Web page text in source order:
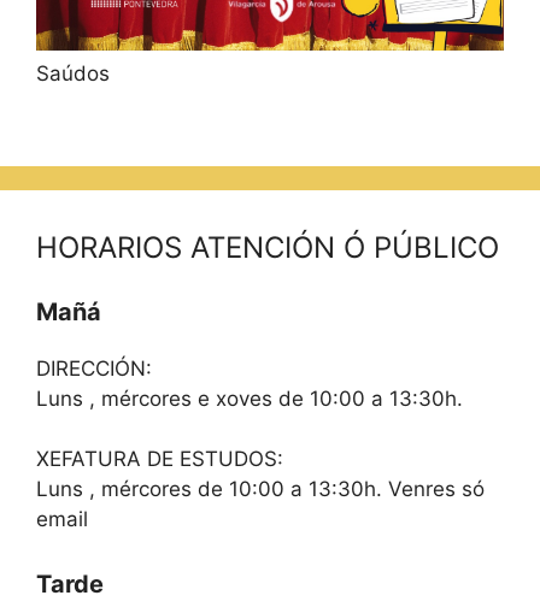
Saúdos
HORARIOS ATENCIÓN Ó PÚBLICO
Mañá
DIRECCIÓN:
Luns , mércores e xoves de 10:00 a 13:30h.
XEFATURA DE ESTUDOS:
Luns , mércores de 10:00 a 13:30h. Venres só
email
Tarde